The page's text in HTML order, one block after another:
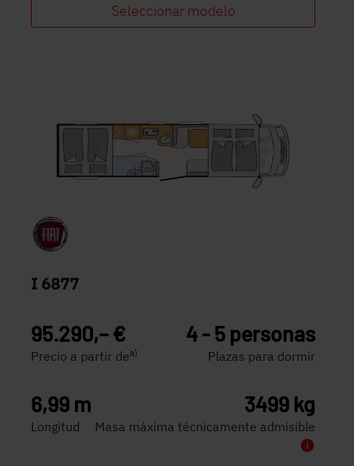
Seleccionar modelo
I 6877
95.290,– €
Precio a partir dea)
4 - 5 personas
Plazas para dormir
6,99 m
Longitud
3499 kg
Masa máxima técnicamente admisible